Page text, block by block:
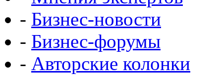
- Бизнес-новости
- Бизнес-форумы
- Авторские колонки